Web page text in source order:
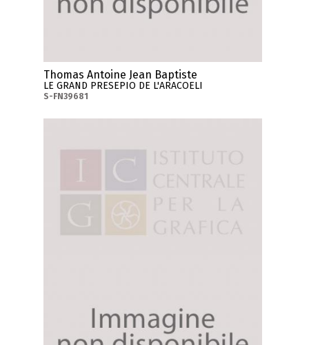
Thomas Antoine Jean Baptiste
LE GRAND PRESEPIO DE L'ARACOELI
S-FN39681